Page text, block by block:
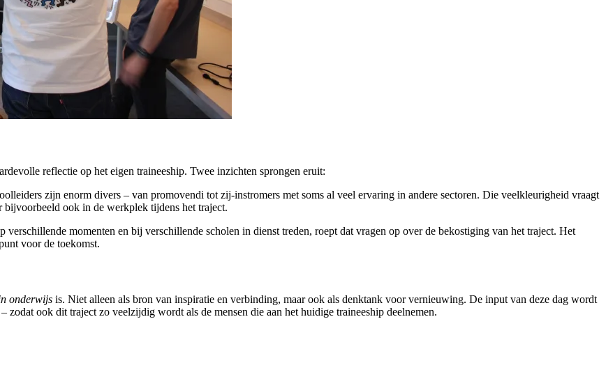
reflectie op het eigen traineeship. Twee inzichten sprongen eruit:
zijn enorm divers – van promovendi tot zij-instromers met soms al veel ervaring in andere sectoren. Die veelkleurigheid vraagt
bijvoorbeeld ook in de werkplek tijdens het traject.
verschillende momenten en bij verschillende scholen in dienst treden, roept dat vragen op over de bekostiging van het traject. Het
voor de toekomst.
onderwijs is. Niet alleen als bron van inspiratie en verbinding, maar ook als denktank voor vernieuwing. De input van deze dag wordt
ook dit traject zo veelzijdig wordt als de mensen die aan het huidige traineeship deelnemen.